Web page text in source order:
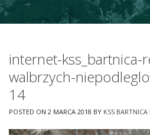
internet-kss_bartnica-
walbrzych-
14
POSTED ON 2 MARCA 2018 BY KSS BARTNICA